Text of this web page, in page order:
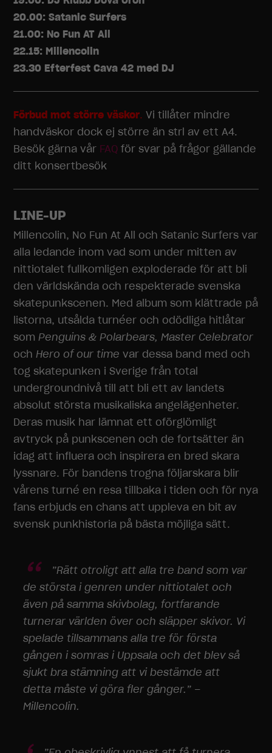
20.00: Satanic Surfers
21.00: No Fun AT All
22.15: Millencolin
23.30 Efterfest Cava 42 med DJ
Förbud mot större väskor. Vi tillåter mindre
handväskor dock ej större än strl av ett A4.
Besök gärna vår FAQ för svar på frågor gällande
ditt konsertbesök
LINE-UP
Millencolin, No Fun At All och Satanic Surfers var
alla ledande inom vad som under mitten av
nittiotalet fullkomligen exploderade för att bli
den världskända och respekterade svenska
skatepunkscenen. Med album som klättrade på
listorna, utsålda turnéer och odödliga hitlåtar
somPenguins & Polarbears, Master Celebrator
ochHero of our time var dessa band med och
tog skatepunken i Sverige från total
undergroundnivå till att bli ett av landets
absolut största musikaliska angelägenheter.
Deras musik har lämnat ett oförglömligt
avtryck på punkscenen och de fortsätter än
idag att influera och inspirera en bred skara
lyssnare. För bandens trogna följarskara blir
vårens turné en resa tillbaka i tiden och för nya
fans erbjuds en chans att uppleva en bit av
svensk punkhistoria på bästa möjliga sätt.
”Rätt otroligt att alla tre band som var
de största i genren under nittiotalet och
även på samma skivbolag, fortfarande
turnerar världen över och släpper skivor. Vi
spelade tillsammans alla tre för första
gången i somras i Uppsala och det blev så
sjukt bra stämning att vi bestämde att
detta måste vi göra fler gånger.” –
Millencolin.